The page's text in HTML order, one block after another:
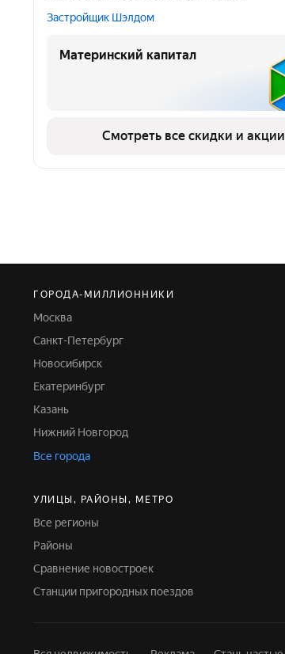
Застройщик Шэлдом
Материнский капитал
Смотреть все скидки и акции
ГОРОДА-МИЛЛИОННИКИ
Москва
Санкт-Петербург
Новосибирск
Екатеринбург
Казань
Нижний Новгород
Все города
УЛИЦЫ, РАЙОНЫ, МЕТРО
Все регионы
Районы
Сравнение новостроек
Станции пригородных поездов